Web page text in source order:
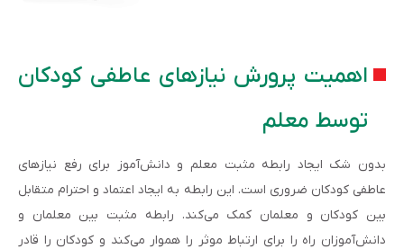
اهمیت پرورش نیازهای عاطفی کودکان
توسط معلم
بدون شک ایجاد رابطه مثبت معلم و دانش‌آموز برای رفع نیازهای
عاطفی کودکان ضروری است. این رابطه به ایجاد اعتماد و احترام متقابل
بین کودکان و معلمان کمک می‌کند. رابطه مثبت بین معلمان و
دانش‌آموزان راه را برای ارتباط موثر را هموار می‌کند و کودکان را قادر